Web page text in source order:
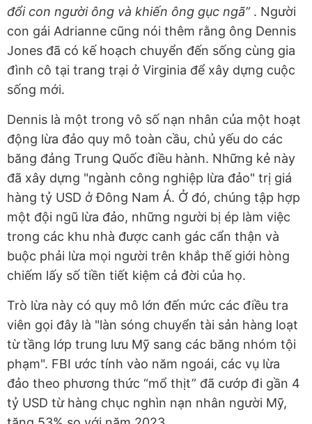
đổi con người ông và khiến ông gục ngã” . Người
con gái Adrianne cũng nói thêm rằng ông Dennis
Jones đã có kế hoạch chuyển đến sống cùng gia
đình cô tại trang trại ở Virginia để xây dựng cuộc
sống mới.
Dennis là một trong vô số nạn nhân của một hoạt
động lừa đảo quy mô toàn cầu, chủ yếu do các
băng đảng Trung Quốc điều hành. Những kẻ này
đã xây dựng "ngành công nghiệp lừa đảo" trị giá
hàng tỷ USD ở Đông Nam Á. Ở đó, chúng tập hợp
một đội ngũ lừa đảo, những người bị ép làm việc
trong các khu nhà được canh gác cẩn thận và
buộc phải lừa mọi người trên khắp thế giới hòng
chiếm lấy số tiền tiết kiệm cả đời của họ.
Trò lừa này có quy mô lớn đến mức các điều tra
viên gọi đây là "làn sóng chuyển tài sản hàng loạt
từ tầng lớp trung lưu Mỹ sang các băng nhóm tội
phạm". FBI ước tính vào năm ngoái, các vụ lừa
đảo theo phương thức “mổ thịt” đã cướp đi gần 4
tỷ USD từ hàng chục nghìn nạn nhân người Mỹ,